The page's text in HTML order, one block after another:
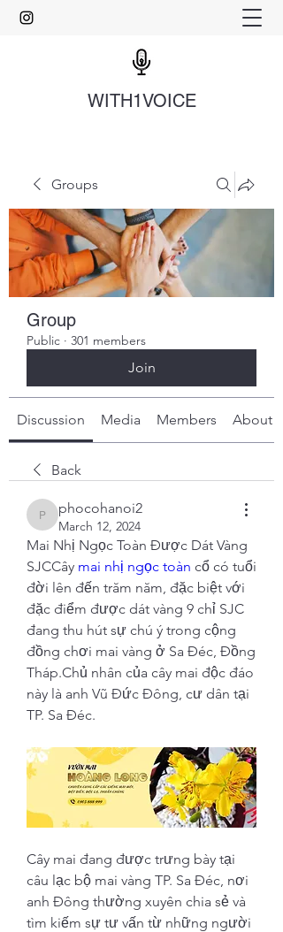
WITH1VOICE
Groups
Group
Public · 301 members
Join
Discussion Media Members About
Back
phocohanoi2
phocohanoi2
March 12, 2024
Mai Nhị Ngọc Toàn Được Dát Vàng
SJCCây mai nhị ngọc toàn cổ có tuổi
đời lên đến trăm năm, đặc biệt với
đặc điểm được dát vàng 9 chỉ SJC
đang thu hút sự chú ý trong cộng
đồng chơi mai vàng ở Sa Đéc, Đồng
Tháp.Chủ nhân của cây mai độc đáo
này là anh Vũ Đức Đông, cư dân tại
TP. Sa Đéc.
Cây mai đang được trưng bày tại
câu lạc bộ mai vàng TP. Sa Đéc, nơi
anh Đông thường xuyên chia sẻ và
tìm kiếm sự tư vấn từ những người